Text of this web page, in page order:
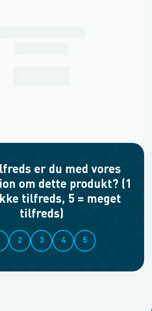
er du med vores
om dette produkt? (1
tilfreds, 5 = meget
tilfreds)
2 3 4 5